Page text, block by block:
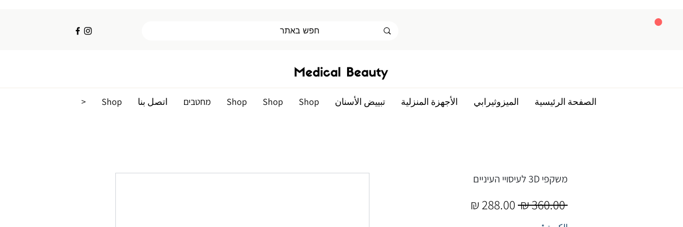
الصفحة الرئيسية الميزوثيرابي الأجهزة المنزلية تبييض الأسنان Shop
Shop
Shop מחטבים اتصل بنا Shop
<
משקפי 3D לעיסויי העיניים
‏360.00 ₪
سعر